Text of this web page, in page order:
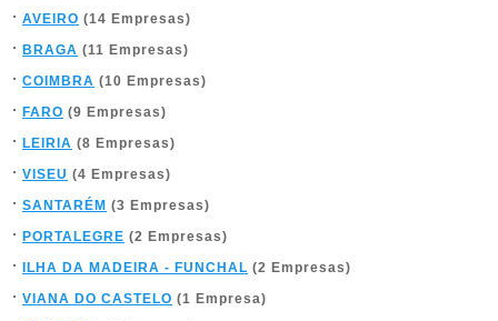
AVEIRO (14 Empresas)
BRAGA (11 Empresas)
COIMBRA (10 Empresas)
FARO (9 Empresas)
LEIRIA (8 Empresas)
VISEU (4 Empresas)
SANTARÉM (3 Empresas)
PORTALEGRE (2 Empresas)
ILHA DA MADEIRA - FUNCHAL (2 Empresas)
VIANA DO CASTELO (1 Empresa)